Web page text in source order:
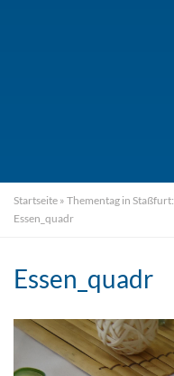
Startseite » Thementag in
Essen_quadr
Essen_quadr